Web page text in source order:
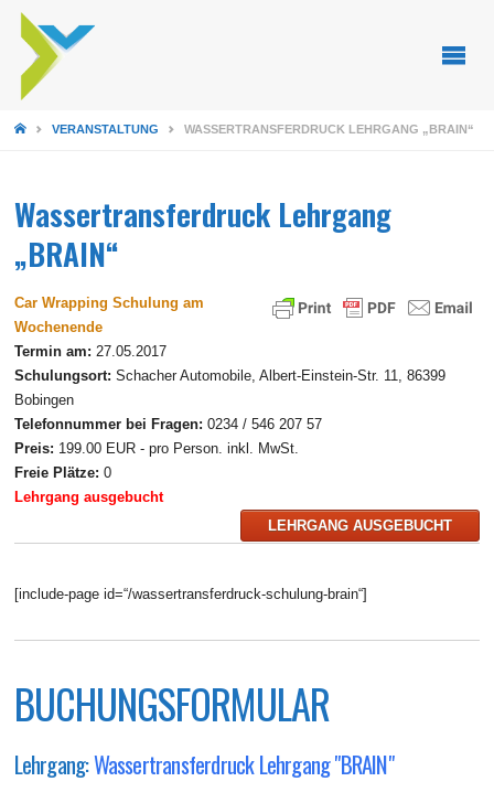
STARTSEITE
VERANSTALTUNG WASSERTRANSFERDRUCK LEHRGANG „BRAIN“
Wassertransferdruck Lehrgang
„BRAIN“
Car Wrapping Schulung am
Wochenende
Termin am: 27.05.2017
Schulungsort: Schacher Automobile, Albert-Einstein-Str. 11, 86399
Bobingen
Telefonnummer bei Fragen: 0234 / 546 207 57
Preis: 199.00 EUR - pro Person. inkl. MwSt.
Freie Plätze: 0
Lehrgang ausgebucht
LEHRGANG AUSGEBUCHT
[include-page id=“/wassertransferdruck-schulung-brain“]
BUCHUNGSFORMULAR
Lehrgang:Wassertransferdruck Lehrgang "BRAIN"